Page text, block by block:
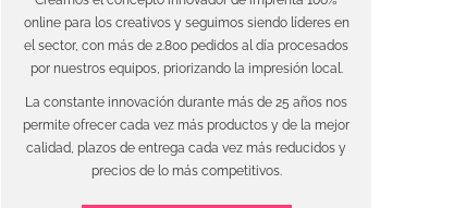
online para los creativos y seguimos siendo líderes en
el sector, con más de 2.800 pedidos al día procesados
por nuestros equipos, priorizando la impresión local.
La constante innovación durante más de 25 años nos
permite ofrecer cada vez más productos y de la mejor
calidad, plazos de entrega cada vez más reducidos y
precios de lo más competitivos.